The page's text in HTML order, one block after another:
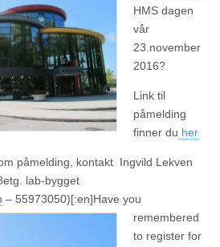
HMS dagen
vår
23.november
2016?
Link til
påmelding
finner du her
påmelding, kontakt Ingvild Lekven
lab-bygget
– 55973050)[:en]Have you
remembered
to register for